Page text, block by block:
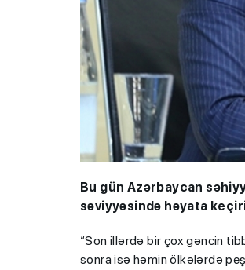
Bu gün Azərbaycan
səviyyəsində həyata
“Son illərdə bir çox gəncin
sonra isə həmin ölkələrdə